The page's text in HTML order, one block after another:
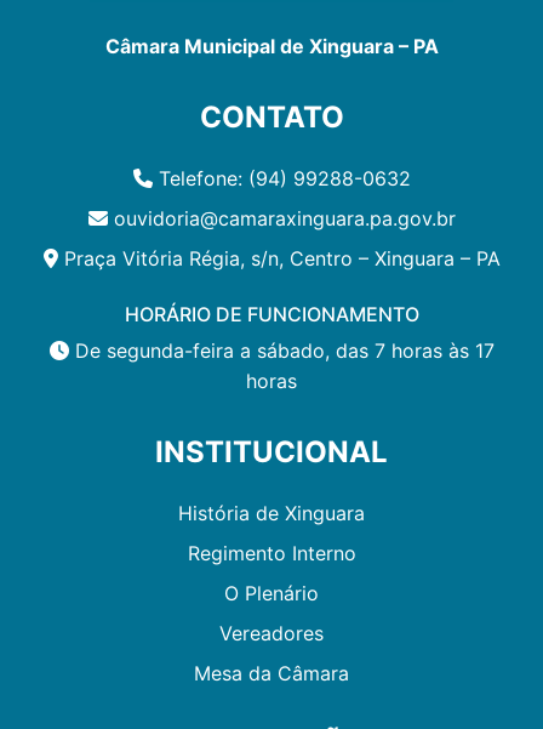
Câmara Municipal de Xinguara – PA
CONTATO
Telefone: (94) 99288-0632
ouvidoria@camaraxinguara.pa.gov.br
Praça Vitória Régia, s/n, Centro – Xinguara – PA
HORÁRIO DE FUNCIONAMENTO
De segunda-feira a sábado, das 7 horas às 17
horas
INSTITUCIONAL
História de Xinguara
Regimento Interno
O Plenário
Vereadores
Mesa da Câmara